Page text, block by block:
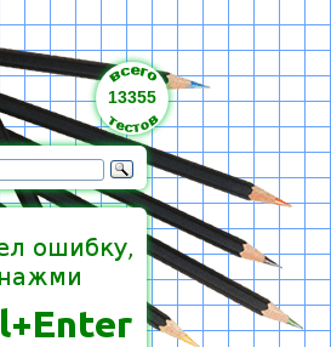
13355